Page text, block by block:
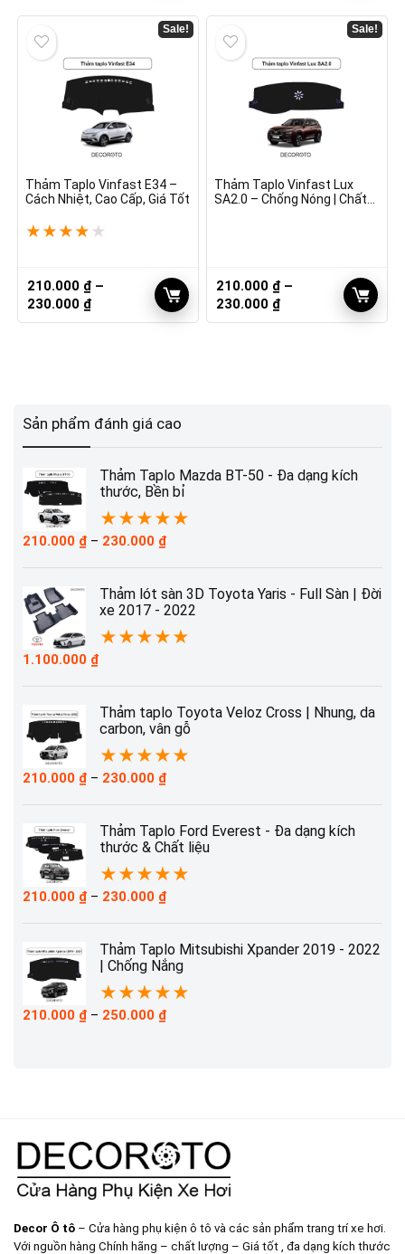
230.000 ₫
230.000 ₫
Sale!
Thảm Taplo Vinfast E34 –
Cách Nhiệt, Cao Cấp, Giá Tốt
★ ★ ★ ★ ★
210.000 ₫ –
230.000 ₫Khoảng
giá:
Sale!
Thảm Taplo Vinfast Lux
SA2.0 – Chống Nóng | Chất
210.000 ₫ –
230.000 ₫Khoảng
giá:
Sản phẩm đánh giá cao
Thảm Taplo Mazda BT-50 - Đa dạng kích
thước, Bền bỉ
★★★★★
210.000 ₫ – 230.000 ₫Khoảng
từ
210.000 ₫
đến
Thảm lót sàn 3D Toyota Yaris - Full Sàn | Đời
xe 2017 - 2022
★★★★★
1.100.000 ₫
Thảm taplo Toyota Veloz Cross | Nhung, da
carbon, vân gỗ
★★★★★
210.000 ₫ – 230.000 ₫Khoảng
từ
210.000 ₫
đến
230.000 ₫
Thảm Taplo Ford Everest - Đa dạng kích
thước & Chất liệu
★★★★★
210.000 ₫ – 230.000 ₫Khoảng
từ
210.000 ₫
đến
230.000 ₫
Thảm Taplo Mitsubishi Xpander 2019 - 2022
| Chống Nắng
★★★★★
210.000 ₫ – 250.000 ₫Khoảng
Decor Ô tô – Cửa hàng phụ kiện ô tô và các sản phẩm trang trí xe hơi.
Với nguồn hàng Chính hãng – chất lượng – Giá tốt , đa dạng kích thước